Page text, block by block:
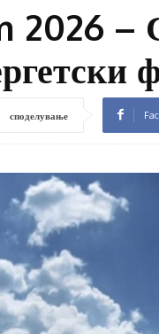
–
споделување